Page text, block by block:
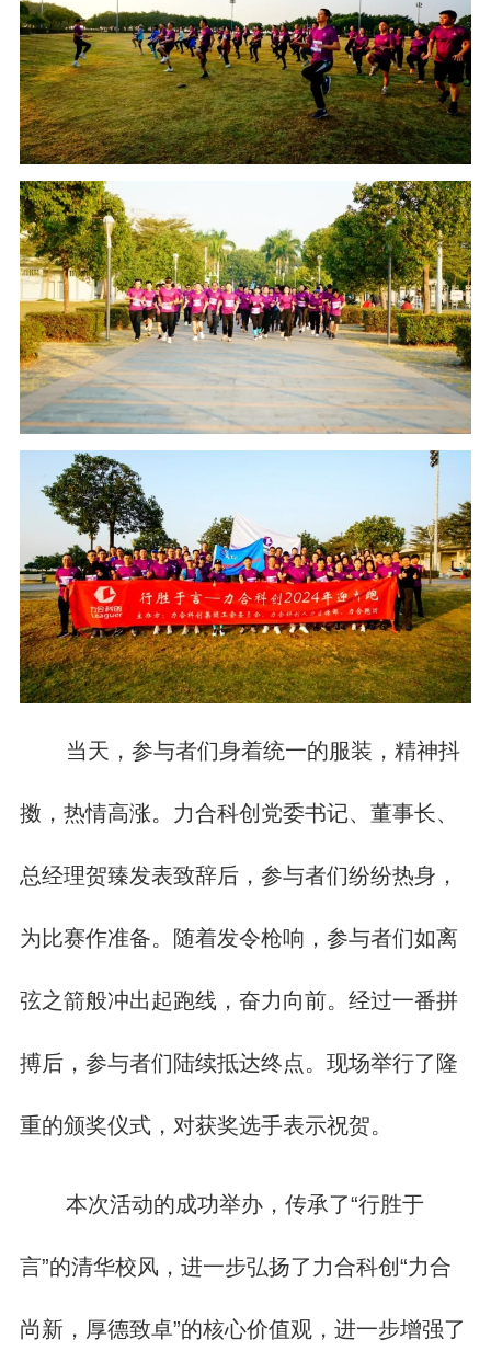
当天，参与者们身着统一的服装，精神抖
擞，热情高涨。力合科创党委书记、董事长、
总经理贺臻发表致辞后，参与者们纷纷热身，
为比赛作准备。随着发令枪响，参与者们如离
弦之箭般冲出起跑线，奋力向前。经过一番拼
搏后，参与者们陆续抵达终点。现场举行了隆
重的颁奖仪式，对获奖选手表示祝贺。
本次活动的成功举办，传承了“行胜于
言”的清华校风，进一步弘扬了力合科创“力合
尚新，厚德致卓”的核心价值观，进一步增强了